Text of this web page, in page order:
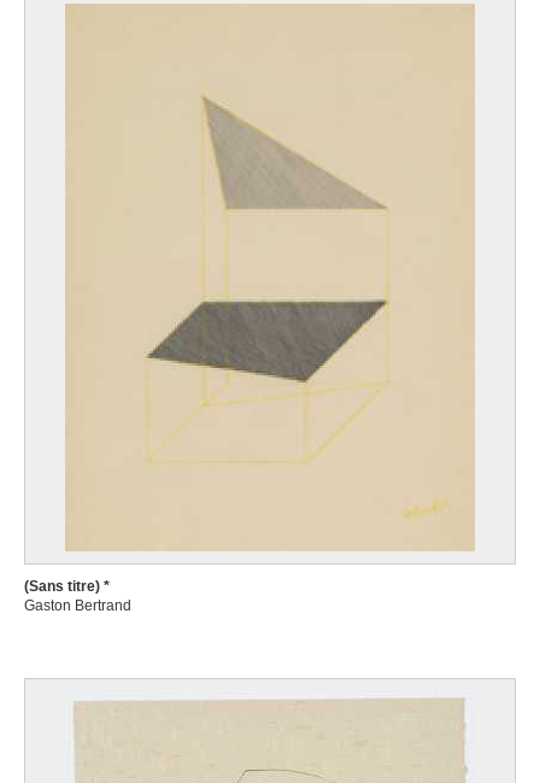
(Sans titre) *
Gaston Bertrand